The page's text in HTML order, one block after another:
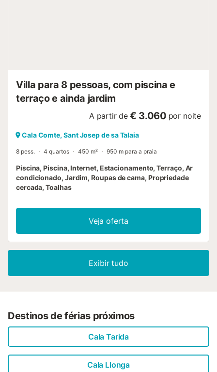
Villa para 8 pessoas, com piscina e
terraço e ainda jardim
A partir de € 3.060 por noite
Cala Comte, Sant Josep de sa Talaia
8 pess. 4 quartos 450 m² 950 m para a praia
Piscina, Piscina, Internet, Estacionamento, Terraço, Ar
condicionado, Jardim, Roupas de cama, Propriedade
cercada, Toalhas
Veja oferta
Exibir tudo
Destinos de férias próximos
Cala Tarida
Cala Llonga